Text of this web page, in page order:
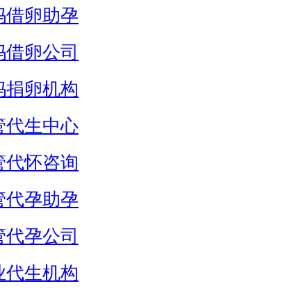
借卵助孕
借卵公司
捐卵机构
代生中心
代怀咨询
代孕助孕
代孕公司
代生机构